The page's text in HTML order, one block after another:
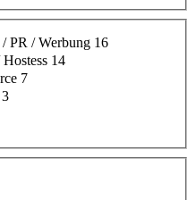
PR / Werbung 16
14
7
3